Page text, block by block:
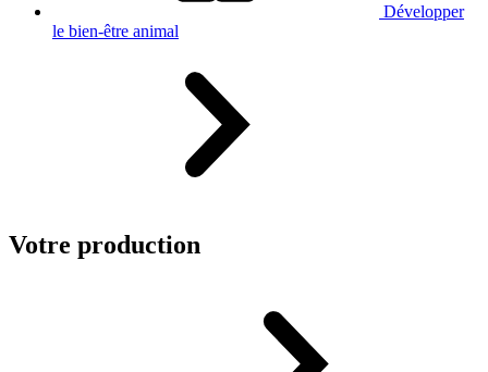
Développer
le bien-être animal
Votre production